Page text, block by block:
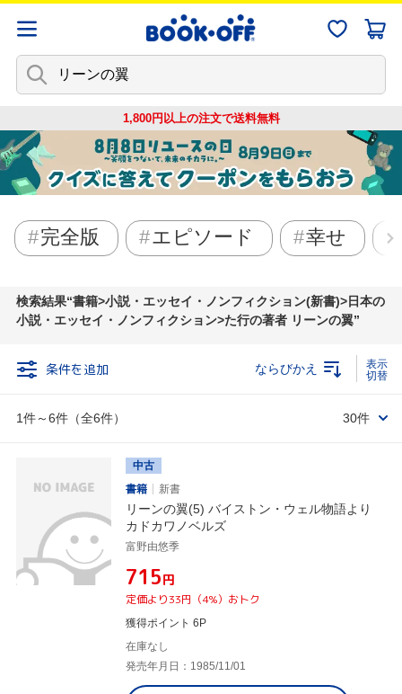
1,800円以上の注文で送料無料
完全版 エピソード 幸せ
検索結果 書籍>小説・エッセイ・ノンフィクション(新書)>日本の
小説・エッセイ・ノンフィクション>た行の著者 リーンの翼
条件を追加
1件～6件（全6件）
ならびかえ
30件
中古
書籍
新書
リーンの翼(5) バイストン・ウェル物語より
カドカワノベルズ
富野由悠季
¥715円
定価より33円（4%）おトク
獲得ポイント 6P
在庫なし
発売年月日：1985/11/01